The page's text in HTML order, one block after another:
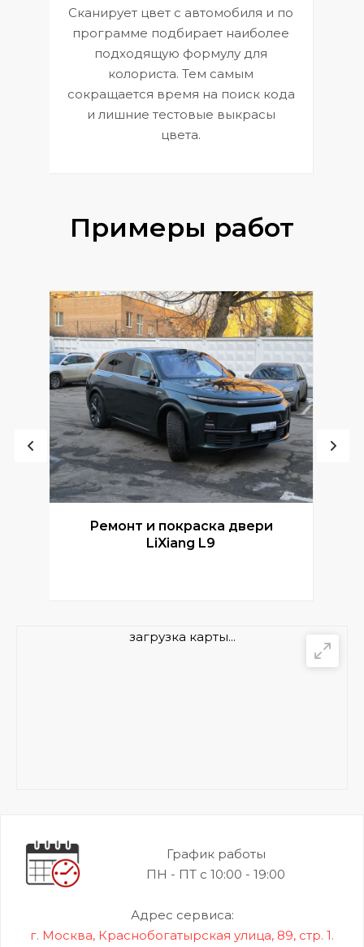
Сканирует цвет с автомобиля и по
программе подбирает наиболее
подходящую формулу для
колориста. Тем самым
сокращается время на поиск кода
и лишние тестовые выкрасы
цвета.
Примеры работ
Ремонт и покраска двери
LiXiang L9
загрузка карты...
График работы
ПН - ПТ с 10:00 - 19:00
Адрес сервиса:
г. Москва, Краснобогатырская улица, 89, стр. 1.